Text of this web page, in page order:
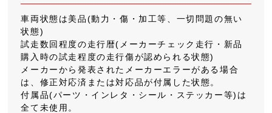
車両状態は美品(動力・傷・加工等、一切問題の無い
状態)
試走数回程度の走行暦(メーカーチェック走行・新品
購入時の試走程度の走行傷が認められる状態)
メーカーから発表されたメーカーエラーがある場合
は、修正対応済または対応品が付属した状態。
付属品(パーツ・インレタ・シール・ステッカー等)は
全て未使用。